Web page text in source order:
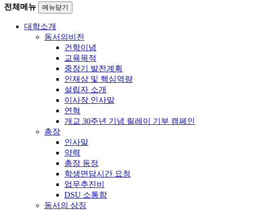
전체메뉴 메뉴닫기
대학소개
동서의비전
건학이념
교육목적
중장기 발전계획
인재상 및 핵심역량
설립자 소개
이사장 인사말
연혁
개교 30주년 기념 릴레이 기부 캠페인
총장
인사말
약력
총장 동정
학생면담시간 요청
업무추진비
DSU 소통함
동서의 상징